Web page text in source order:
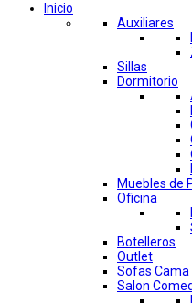
Inicio
Auxiliares
Sillas
Dormitorio
Muebles de
Oficina
Botelleros
Outlet
Sofas Cama
Salon